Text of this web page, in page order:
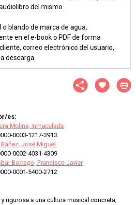
del mismo.
o blando de marca de agua,
en el e-book o PDF de forma
correo electrónico del usuario,
descarga.
es:
Molina, Inmaculada
0003-1217-3913
José Miguel
0002-4031-4309
Borrego, Francisco Javier
0001-5400-2712
rigurosa a una cultura musical concreta,